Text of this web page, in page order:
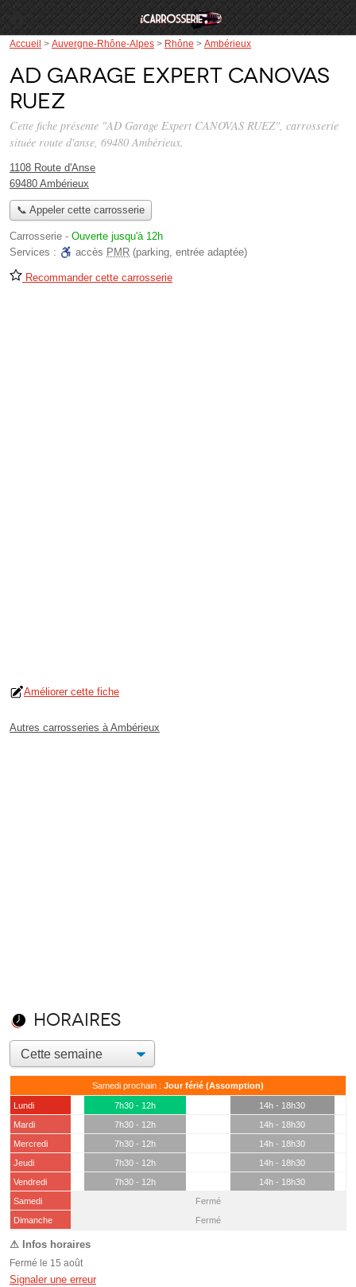
Accueil > Auvergne-Rhône-Alpes > Rhône > Ambérieux
AD Garage Expert CANOVAS
RUEZ
Cette fiche présente "AD Garage Expert CANOVAS RUEZ", carrosserie
située route d'anse, 69480 Ambérieux.
1108 Route d'Anse
69480 Ambérieux
📞 Appeler cette carrosserie
Carrosserie - Ouverte jusqu'à 12h
Services :
accès PMR (parking, entrée adaptée)
Recommander cette carrosserie
Améliorer cette fiche
Autres carrosseries à Ambérieux
Horaires
Samedi prochain : Jour férié (Assomption)
Lundi 7h30 - 12h
14h - 18h30
Mardi
7h30 - 12h
14h - 18h30
Mercredi
7h30 - 12h
14h - 18h30
Jeudi
7h30 - 12h
14h - 18h30
Vendredi
7h30 - 12h
14h - 18h30
Samedi
(15 août)
Fermé
Dimanche
Fermé
Fermé le 15 août
Signaler une erreur